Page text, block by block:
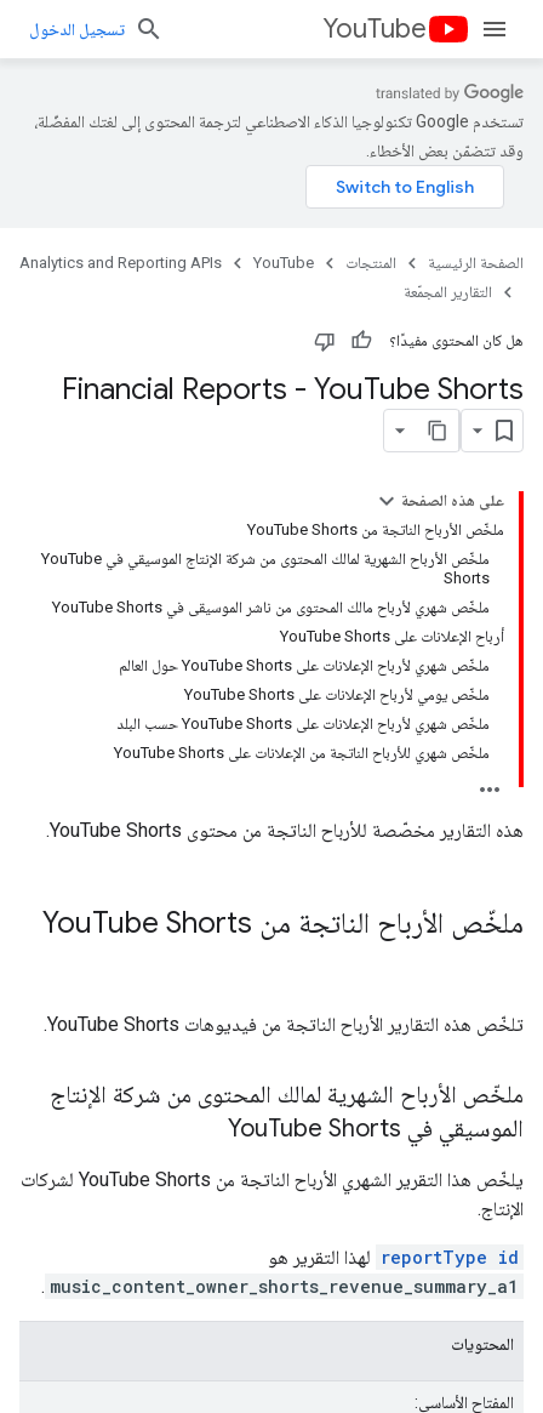
YouTube تسجيل الدخول
تستخدم Google تكنولوجيا الذكاء الاصطناعي لترجمة المحتوى إلى لغتك المفضّلة،
وقد تتضمّن بعض الأخطاء.
الصفحة الرئيسية المنتجات YouTube
Analytics and Reporting APIs
التقارير المجمّعة
هل كان المحتوى مفيدًا؟
Financial Reports - YouTube Shorts
على هذه الصفحة
ملخّص الأرباح الناتجة من YouTube Shorts
ملخّص الأرباح الشهرية لمالك المحتوى من شركة الإنتاج الموسيقي في YouTube
Shorts
ملخّص شهري لأرباح مالك المحتوى من ناشر الموسيقى في YouTube Shorts
أرباح الإعلانات على YouTube Shorts
ملخّص شهري لأرباح الإعلانات على YouTube Shorts حول العالم
ملخّص يومي لأرباح الإعلانات على YouTube Shorts
ملخّص شهري لأرباح الإعلانات على YouTube Shorts حسب البلد
ملخّص شهري للأرباح الناتجة من الإعلانات على YouTube Shorts
هذه التقارير مخصّصة للأرباح الناتجة من محتوى YouTube Shorts.
ملخّص الأرباح الناتجة من You Tube Shorts
تلخّص هذه التقارير الأرباح الناتجة من فيديوهات YouTube Shorts.
ملخّص الأرباح الشهرية لمالك المحتوى من شركة الإنتاج
الموسيقي في You Tube Shorts
يلخّص هذا التقرير الشهري الأرباح الناتجة من YouTube Shorts لشركات
الإنتاج.
reportType id لهذا التقرير هو
music_content_owner_shorts_revenue_summary_a1
.
المحتويات
المفتاح الأساسي: